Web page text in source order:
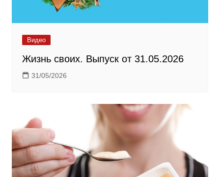
Видео
Жизнь своих. Выпуск от 31.05.2026
31/05/2026